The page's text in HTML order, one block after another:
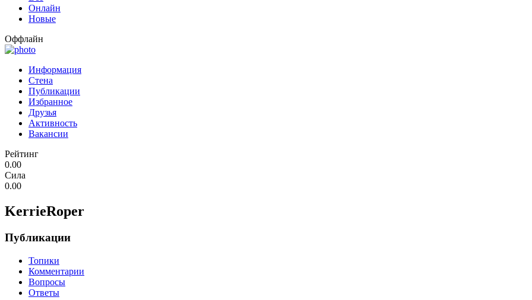
Онлайн
Новые
Оффлайн
Информация
Стена
Публикации
Избранное
Друзья
Активность
Вакансии
Рейтинг
0.00
Сила
0.00
KerrieRoper
Публикации
Топики
Комментарии
Вопросы
Ответы